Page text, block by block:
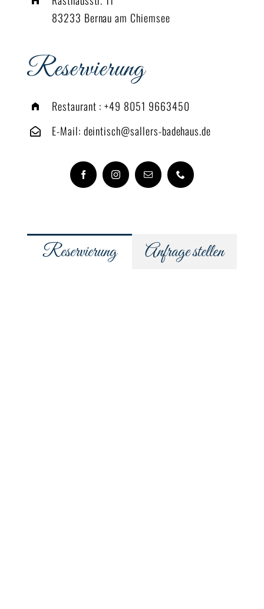
83233 Bernau am Chiemsee
Reservierung
Restaurant :+49 8051 9663450
E-Mail: deintisch@sallers-badehaus.de
Reservierung Anfrage stellen